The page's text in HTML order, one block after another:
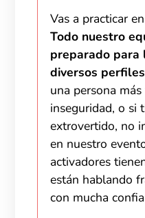
Vas a practicar
Todo nuestro
preparado para
diversos
una persona
inseguridad, o si
extrovertido, no
en nuestro
activadores
están hablando
con mucha